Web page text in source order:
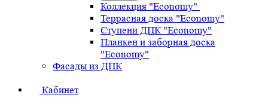
Коллекция "Economy"
Террасная доска "Economy"
Ступени ДПК "Economy"
Планкен и заборная доска
"Economy"
Фасады из ДПК
Кабинет